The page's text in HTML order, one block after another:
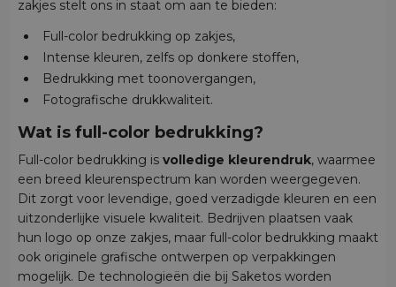
zakjes stelt ons in staat om aan te bieden:
Full-color bedrukking op zakjes,
Intense kleuren, zelfs op donkere stoffen,
Bedrukking met toonovergangen,
Fotografische drukkwaliteit.
Wat is full-color bedrukking?
Full-color bedrukking is volledige kleurendruk, waarmee
een breed kleurenspectrum kan worden weergegeven.
Dit zorgt voor levendige, goed verzadigde kleuren en een
uitzonderlijke visuele kwaliteit. Bedrijven plaatsen vaak
hun logo op onze zakjes, maar full-color bedrukking maakt
ook originele grafische ontwerpen op verpakkingen
mogelijk. De technologieën die bij Saketos worden